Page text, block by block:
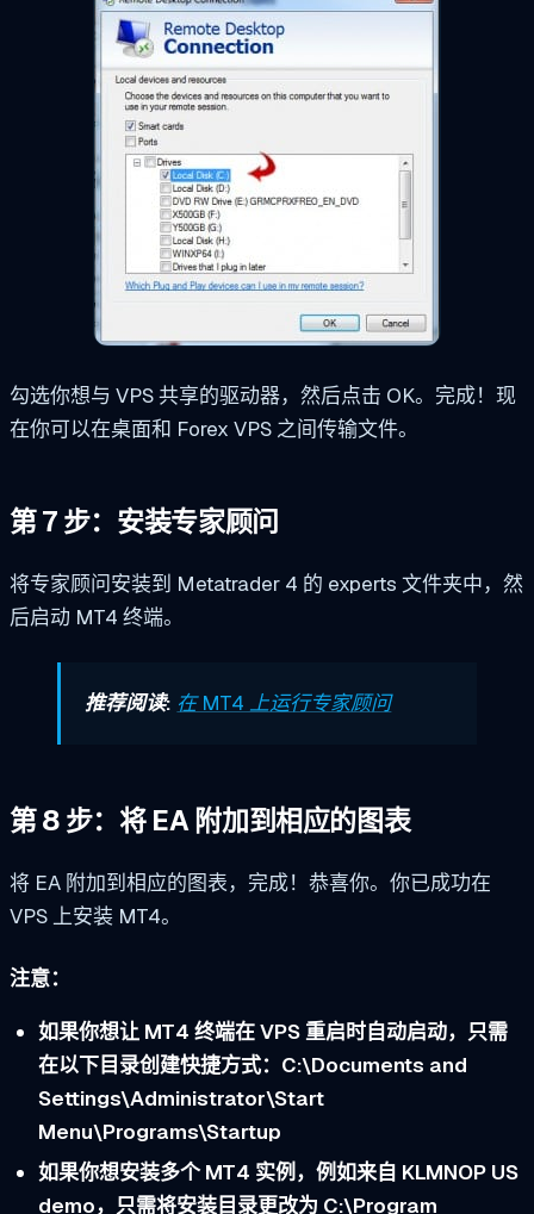
勾选你想与 VPS 共享的驱动器，然后点击 OK。完成！现
在你可以在桌面和 Forex VPS 之间传输文件。
第 7 步：安装专家顾问
将专家顾问安装到 Metatrader 4 的 experts 文件夹中，然
后启动 MT4 终端。
推荐阅读: 在 MT4 上运行专家顾问
第 8 步：将 EA 附加到相应的图表
将 EA 附加到相应的图表，完成！恭喜你。你已成功在
VPS 上安装 MT4。
注意：
如果你想让 MT4 终端在 VPS 重启时自动启动，只需
在以下目录创建快捷方式：C:\Documents and
Settings\Administrator\Start
Menu\Programs\Startup
如果你想安装多个 MT4 实例，例如来自 KLMNOP US
demo，只需将安装目录更改为 C:\Program